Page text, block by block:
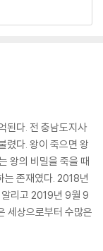
된다. 전 충남도지사
렸다. 왕이 죽으면 왕
왕의 비밀을 죽을 때
는 존재였다. 2018년
리고 2019년 9월 9
세상으로부터 수많은